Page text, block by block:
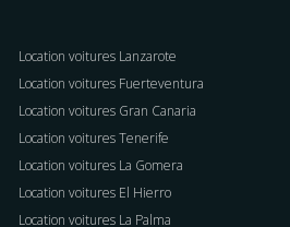
Location voitures Lanzarote
Location voitures Fuerteventura
Location voitures Gran Canaria
Location voitures Tenerife
Location voitures La Gomera
Location voitures El Hierro
Location voitures La Palma